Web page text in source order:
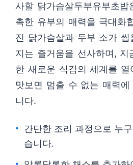
사할 닭가슴살두부유부초밥
촉한 유부의 매력을 극대화
진 닭가슴살과 두부 소가
지는 즐거움을 선사하며, 지
한 새로운 식감의 세계를 열
맛보면 멈출 수 없는 매력
니다.
간단한 조리 과정으로 누
습니다.